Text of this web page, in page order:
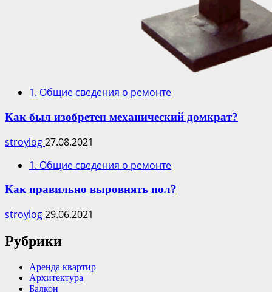
1. Общие сведения о ремонте
Как был изобретен механический домкрат?
stroylog27.08.2021
1. Общие сведения о ремонте
Как правильно выровнять пол?
stroylog29.06.2021
Рубрики
Аренда квартир
Архитектура
Балкон